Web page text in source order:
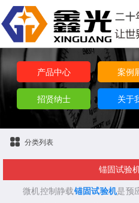
产品中心 案例
招贤纳士 关于
分类列表
锚固试验
微机控制静载锚固试验机是预